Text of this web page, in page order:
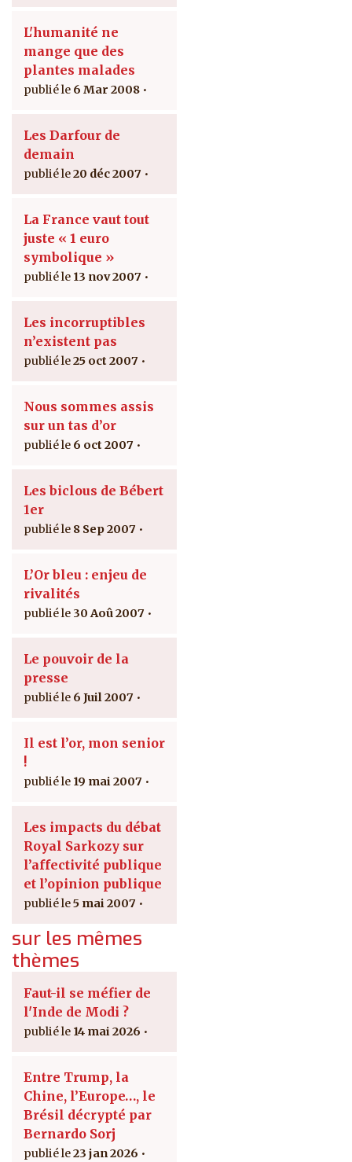
L'humanité ne
mange que des
plantes malades
6 Mar 2008
Les Darfour de
demain
20 déc 2007
La France vaut tout
juste « 1 euro
symbolique »
13 nov 2007
Les incorruptibles
n’existent pas
25 oct 2007
Nous sommes assis
sur un tas d’or
6 oct 2007
Les biclous de Bébert
1er
8 Sep 2007
L’Or bleu : enjeu de
rivalités
30 Aoû 2007
Le pouvoir de la
presse
6 Juil 2007
Il est l’or, mon senior
!
19 mai 2007
Les impacts du débat
Royal Sarkozy sur
l’affectivité publique
et l’opinion publique
5 mai 2007
sur les mêmes
thèmes
Faut-il se méfier de
l'Inde de Modi ?
14 mai 2026
Entre Trump, la
Chine, l’Europe…, le
Brésil décrypté par
Bernardo Sorj
23 jan 2026